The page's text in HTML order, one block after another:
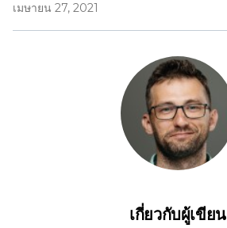
เมษายน 27, 2021
เกี่ยวกับผู้เขียน